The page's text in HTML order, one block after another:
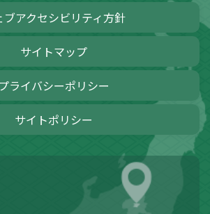
ブアクセシビリティ方針
サイトマップ
プライバシーポリシー
サイトポリシー